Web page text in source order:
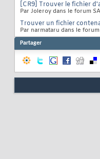
[CR9] Trouver le fichier
Par Joleroy dans le forum
Trouver un fichier
Par narmataru dans le
Partager